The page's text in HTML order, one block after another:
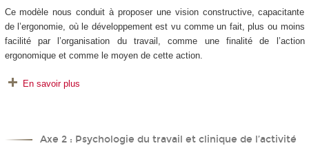
Ce modèle nous conduit à proposer une vision constructive, capacitante
de l’ergonomie, où le développement est vu comme un fait, plus ou moins
facilité par l’organisation du travail, comme une finalité de l’action
ergonomique et comme le moyen de cette action.
En savoir plus
Axe 2 : Psychologie du travail et clinique de l’activité